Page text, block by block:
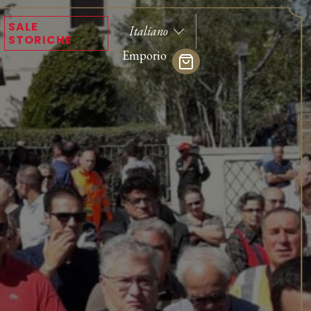
SALE
STORICHE
Emporio